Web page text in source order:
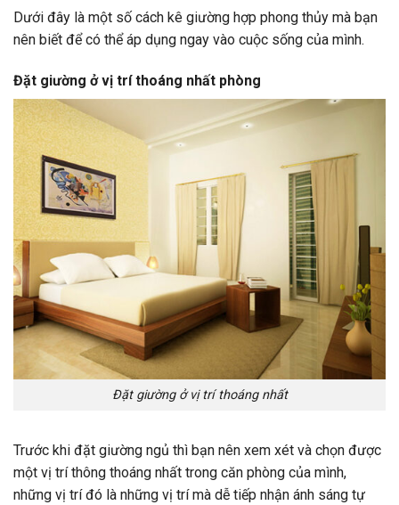
Dưới đây là một số cách kê giường hợp phong thủy mà bạn
nên biết để có thể áp dụng ngay vào cuộc sống của mình.
Đặt giường ở vị trí thoáng nhất phòng
Đặt giường ở vị trí thoáng nhất
Trước khi đặt giường ngủ thì bạn nên xem xét và chọn được
một vị trí thông thoáng nhất trong căn phòng của mình,
những vị trí đó là những vị trí mà dễ tiếp nhận ánh sáng tự